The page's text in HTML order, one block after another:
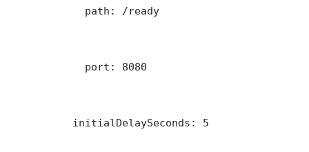
            path: /ready
            port: 8080
          initialDelaySeconds: 5